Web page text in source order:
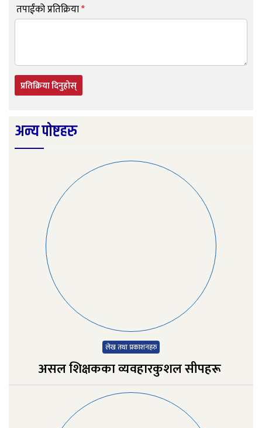
तपाईंको प्रतिक्रिया*
प्रतिक्रिया दिनुहोस्
अन्य पोष्टहरु
लेख तथा प्रकाशनहरु
असल शिक्षकका व्यवहारकुशल सीपहरू